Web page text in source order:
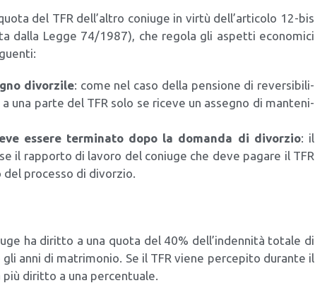
del TFR dell’altro coniu­ge in vir­tù dell’articolo 12-bis
dal­la Leg­ge 74/​1987), che rego­la gli aspet­ti eco­no­mi­ci
divor­zi­le: come nel caso del­la pen­sio­ne di rever­si­bi­li­
una par­te del TFR solo se rice­ve un asse­gno di man­te­ni­
esse­re ter­mi­na­to dopo la doman­da di divor­zio: il
il rap­por­to di lavo­ro del coniu­ge che deve paga­re il TFR
del pro­ces­so di divor­zio.
ha dirit­to a una quo­ta del 40% del­l’in­den­ni­tà tota­le di
anni di matri­mo­nio. Se il TFR vie­ne per­ce­pi­to duran­te il
più dirit­to a una per­cen­tua­le.